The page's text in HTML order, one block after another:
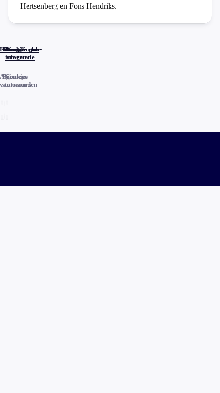
Hertsenberg en Fons Hendriks.
Home
Actueel
Uitzendingen
Reacties
Programma-
informatie
Veelgestelde
vragen
Algemene
voorwaarden
Privacy
statements
Cookies